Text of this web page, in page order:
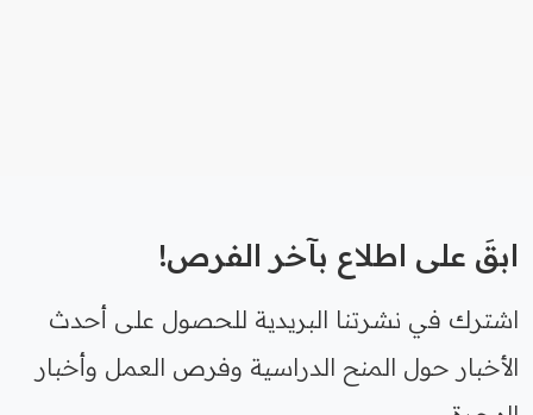
ابقَ على اطلاع بآخر الفرص!
اشترك في نشرتنا البريدية للحصول على أحدث
الأخبار حول المنح الدراسية وفرص العمل وأخبار